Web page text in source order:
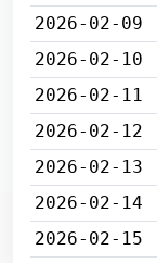
2026-02-09
2026-02-10
2026-02-11
2026-02-12
2026-02-13
2026-02-14
2026-02-15